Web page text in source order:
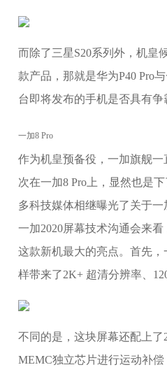
而除了三星S20系列外，机皇
款产品，那就是华为P40 Pro
台即将发布的手机是否具有争
一加8 Pro
作为机皇预备役，一加旗舰
次在一加8 Pro上，显然也是
多科技媒体相继曝光了关于一
一加2020屏幕技术沟通会来
这款新机最大的亮点。首先，
样带来了2K+ 超清分辨率、
不同的是，这块屏幕还配上了
MEMC独立芯片进行运动补